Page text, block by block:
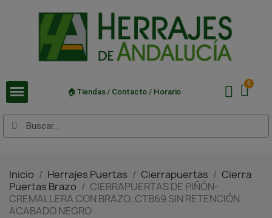
🏠Tiendas / Contacto / Horario
Inicio Herrajes Puertas Cierrapuertas
Cierra
Puertas Brazo
CIERRAPUERTAS DE PIÑÓN-
CREMALLERA CON BRAZO..CTB69 SIN RETENCIÓN
ACABADO NEGRO